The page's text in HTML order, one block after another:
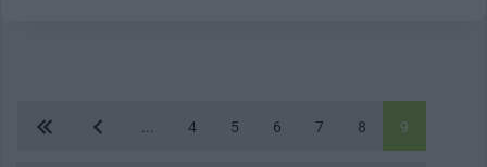
4 5 6 7 8 9